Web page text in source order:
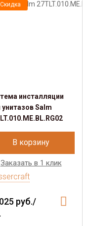
Скидка
инсталляции
унитазов Salm
В корзину
Заказать в 1 клик
руб./